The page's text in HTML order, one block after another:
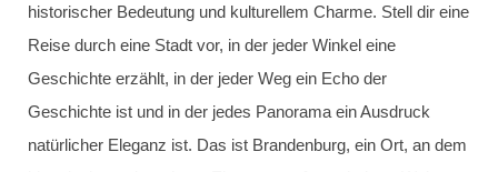
historischer Bedeutung und kulturellem Charme. Stell dir eine
Reise durch eine Stadt vor, in der jeder Winkel eine
Geschichte erzählt, in der jeder Weg ein Echo der
Geschichte ist und in der jedes Panorama ein Ausdruck
natürlicher Eleganz ist. Das ist Brandenburg, ein Ort, an dem